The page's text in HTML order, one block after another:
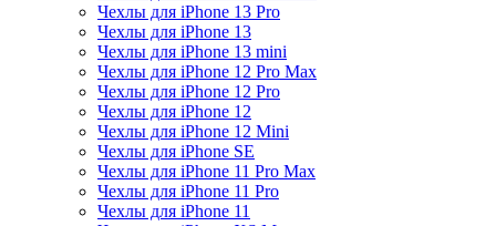
Чехлы для iPhone 13 Pro
Чехлы для iPhone 13
Чехлы для iPhone 13 mini
Чехлы для iPhone 12 Pro Max
Чехлы для iPhone 12 Pro
Чехлы для iPhone 12
Чехлы для iPhone 12 Mini
Чехлы для iPhone SE
Чехлы для iPhone 11 Pro Max
Чехлы для iPhone 11 Pro
Чехлы для iPhone 11